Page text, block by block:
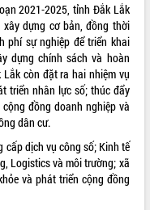
2021-2025, tỉnh Đắk Lắk
dựng cơ bản, đồng thời
phí sự nghiệp để triển khai
dựng chính sách và hoàn
còn đặt ra hai nhiệm vụ
triển nhân lực số; thúc đẩy
đồng doanh nghiệp và
dân cư.
cấp dịch vụ công số; Kinh tế
Logistics và môi trường; xã
và phát triển cộng đồng